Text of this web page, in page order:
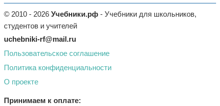
© 2010 - 2026 Учебники.рф - Учебники для школьников,
студентов и учителей
uchebniki-rf@mail.ru
Пользовательское соглашение
Политика конфиденциальности
О проекте
Принимаем к оплате: